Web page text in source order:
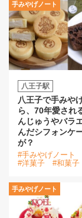
手みやげノート
八王子駅
八王子で手みや
ら、70年愛され
んじゅうやバラ
んだシフォンケ
が？
#手みやげノート
#洋菓子
#和菓子
手みやげノート